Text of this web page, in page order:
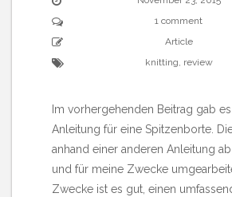
1 comment
Article
knitting, review
Im vorhergehenden Beitrag gab
Anleitung für eine Spitzenborte.
anhand einer anderen Anleitung
und für meine Zwecke
Zwecke ist es gut, einen